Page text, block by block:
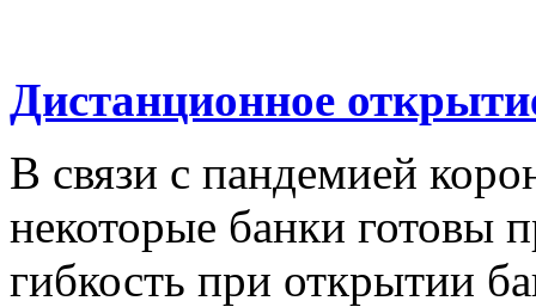
Дистанционное
В связи с пандемией
некоторые банки готовы
гибкость при открытии